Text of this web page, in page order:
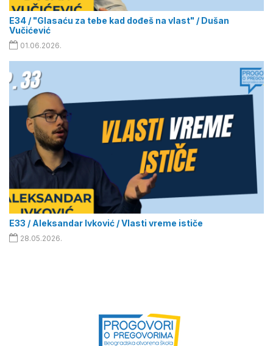
E34 / "Glasaću za tebe kad dođeš na vlast" / Dušan
Vučićević
01.06.2026.
E33 / Aleksandar Ivković / Vlasti vreme ističe
28.05.2026.